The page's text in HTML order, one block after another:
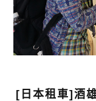
[日本租車]酒